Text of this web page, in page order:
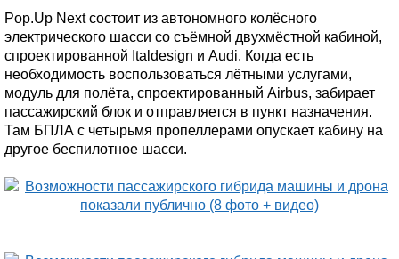
Pop.Up Next состоит из автономного колёсного
электрического шасси со съёмной двухмёстной кабиной,
спроектированной Italdesign и Audi. Когда есть
необходимость воспользоваться лётными услугами,
модуль для полёта, спроектированный Airbus, забирает
пассажирский блок и отправляется в пункт назначения.
Там БПЛА с четырьмя пропеллерами опускает кабину на
другое беспилотное шасси.